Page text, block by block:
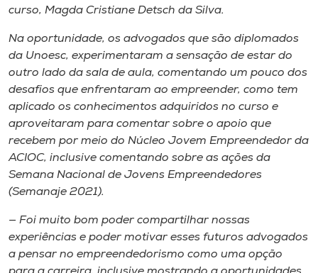
A+
curso, Magda Cristiane Detsch da Silva.
Na oportunidade, os advogados que são diplomados
da Unoesc, experimentaram a sensação de estar do
outro lado da sala de aula, comentando um pouco dos
desafios que enfrentaram ao empreender, como tem
aplicado os conhecimentos adquiridos no curso e
aproveitaram para comentar sobre o apoio que
recebem por meio do Núcleo Jovem Empreendedor da
ACIOC, inclusive comentando sobre as ações da
Semana Nacional de Jovens Empreendedores
(Semanaje 2021).
— Foi muito bom poder compartilhar nossas
experiências e poder motivar esses futuros advogados
a pensar no empreendedorismo como uma opção